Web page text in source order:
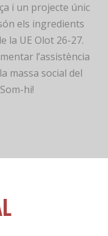
i un projecte únic
els ingredients
la UE Olot 26-27.
l’assistència
massa social del
hi!